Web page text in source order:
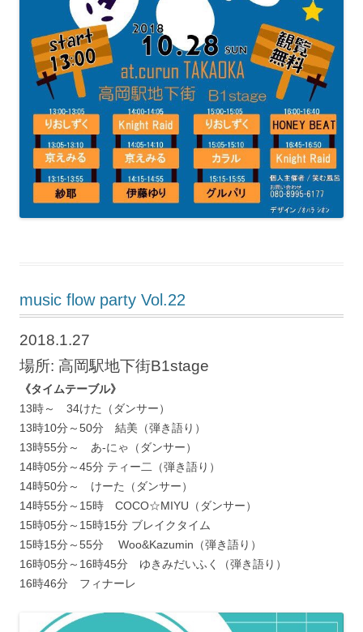
music flow party Vol.22
2018.1.27
場所: 高岡駅地下街B1stage
《タイムテーブル》
13時～ 34けた（ダンサー）
13時10分～50分 結美（弾き語り）
13時55分～ あ-にゃ（ダンサー）
14時05分～45分 ティー二（弾き語り）
14時50分～ けーた（ダンサー）
14時55分～15時 COCO☆MIYU（ダンサー）
15時05分～15時15分 ブレイクタイム
15時15分～55分 Woo&Kazumin（弾き語り）
16時05分～16時45分 ゆきみだいふく（弾き語り）
16時46分 フィナーレ